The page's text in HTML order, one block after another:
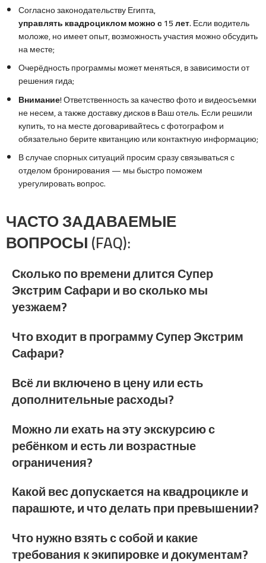
Согласно законодательству Египта,
управлятьквадроциклом можно с 15 лет.Если водитель
моложе, но имеет опыт, возможность участия можно обсудить
на месте;
Очерёдность программы может меняться, в зависимости от
решения гида;
Внимание!Ответственность за качество фото и видеосъемки
не несем, а также доставку дисков в Ваш отель. Если решили
купить, то на месте договаривайтесь с фотографом и
обязательно берите квитанцию или контактную информацию;
В случае спорных ситуаций просим сразу связываться с
отделом бронирования — мы быстро поможем
урегулировать вопрос.
ЧАСТО ЗАДАВАЕМЫЕ
ВОПРОСЫ (FAQ):
Сколько по времени длится Супер
Экстрим Сафари и во сколько мы
уезжаем?
Что входит в программу Супер Экстрим
Сафари?
Всё ли включено в цену или есть
дополнительные расходы?
Можно ли ехать на эту экскурсию с
ребёнком и есть ли возрастные
ограничения?
Какой вес допускается на квадроцикле и
парашюте, и что делать при превышении?
Что нужно взять с собой и какие
требования к экипировке и документам?